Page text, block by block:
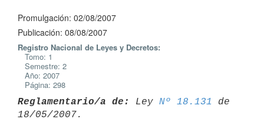
Promulgación: 02/08/2007
Publicación: 08/08/2007
Registro Nacional de Leyes y Decretos:
Tomo: 1
Semestre: 2
Año: 2007
Página: 298
Reglamentario/a de: Ley Nº 18.131
de